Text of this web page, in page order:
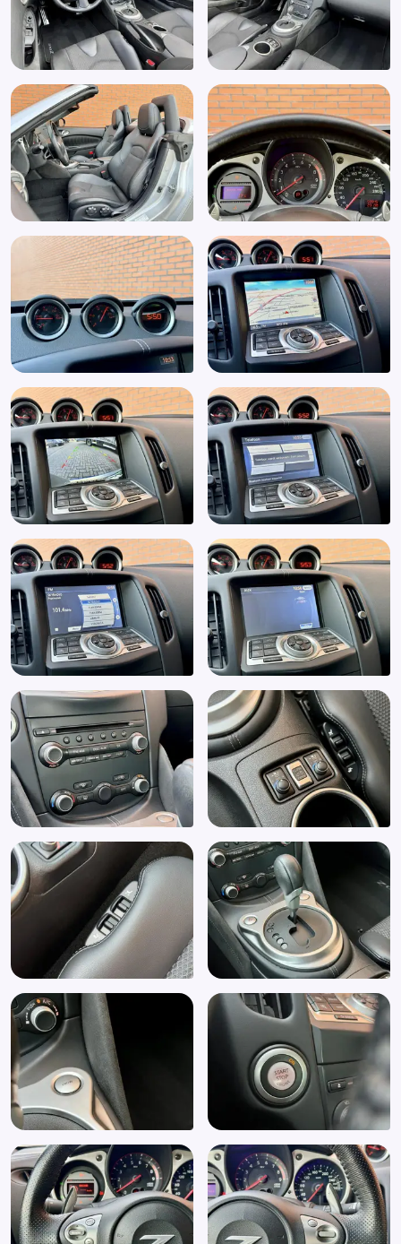
Lichtmetalen velgen 19"
Metaalkleur
Multifunctioneel stuurwiel
Navigatie
Navigatiesysteem
Navigatie Voorbereiding
Open dak
Radio
Radio CD speler
Radiovoorbereiding
Regensensor
Rijmodus regeling
Schakel Flippers
Schakelfuntie op het stuur
Schakelmogelijkheid aan stuurwiel
Sperdifferentieel
Sportstoelen
Spraakbediening
Spraakcontrole
Stoel in hoogte verstelbaar
Stoelventilatie
Stoel ventilatie
Stoel ventilatie voor
Stoelverwarming
Stuurbekrachtiging
Stuurbekrachtiging snelheidsafhankelijk
Stuur verstelbaar
Stuurwiel multifunctioneel
Voorstoelen verwarmd
Windscherm
Xenon verlichting